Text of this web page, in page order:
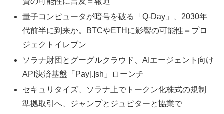
量子コンピュータが暗号を破る「Q-Day」、2030年
代前半に到来か。BTCやETHに影響の可能性＝プロ
ジェクトイレブン
ソラナ財団とグーグルクラウド、AIエージェント向け
API決済基盤「Pay[.]sh」ローンチ
セキュリタイズ、ソラナ上でトークン化株式の規制
準拠取引へ、ジャンプとジュピターと協業で